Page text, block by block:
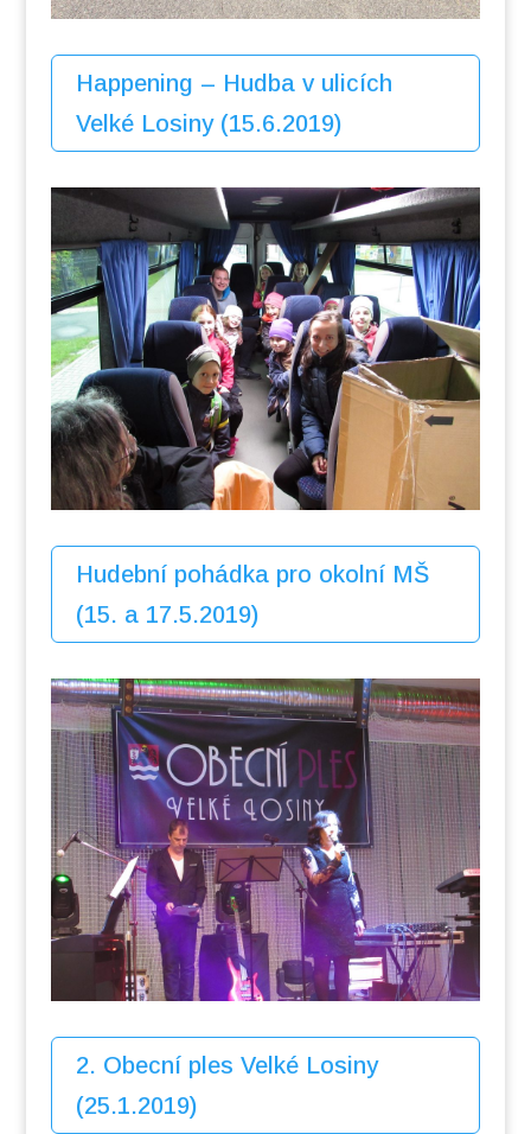
Happening – Hudba v ulicích
Velké Losiny (15.6.2019)
Hudební pohádka pro okolní MŠ
(15. a 17.5.2019)
2. Obecní ples Velké Losiny
(25.1.2019)